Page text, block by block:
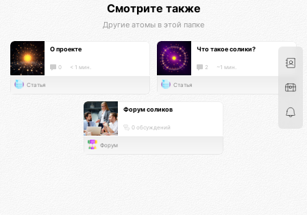
Смотрите также
Другие атомы в этой папке
О проекте
0 < 1 мин.
Статья
Что такое солики?
2 ~1 мин.
Статья
Форум соликов
0 обсуждений
Форум